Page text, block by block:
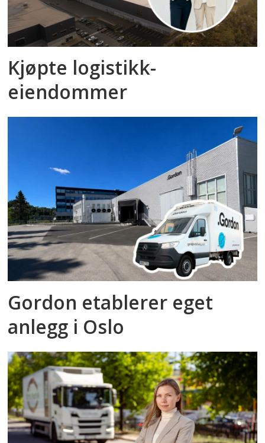
Kjøpte logistikk­
eiendommer
Gordon etablerer eget
anlegg i Oslo